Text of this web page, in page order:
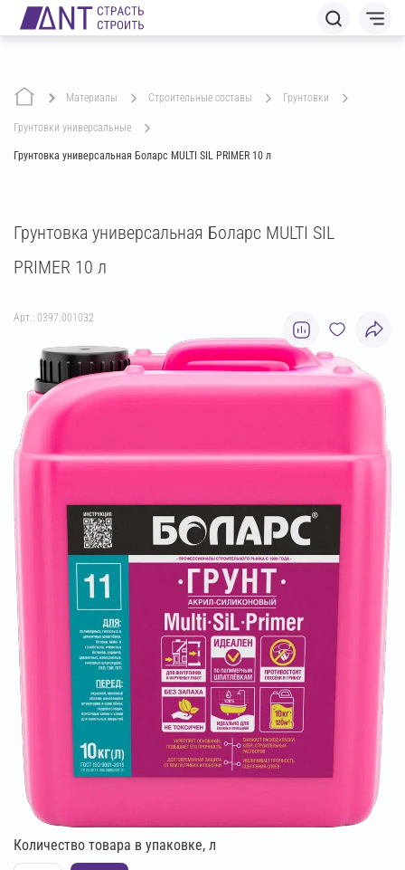
Материалы строительные составы грунтовки
грунтовки универсальные
Грунтовка универсальная Боларс MULTI SIL PRIMER 10 л
Грунтовка универсальная Боларс MULTI SIL
PRIMER 10 л
Арт.: 0397.001032
Количество товара в упаковке, л